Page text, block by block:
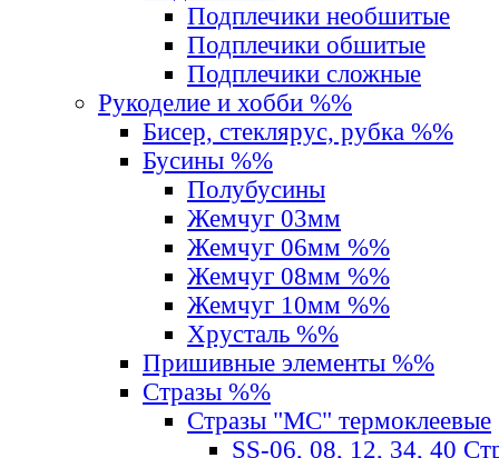
Подплечики необшитые
Подплечики обшитые
Подплечики сложные
Рукоделие и хобби %%
Бисер, стеклярус, рубка %%
Бусины %%
Полубусины
Жемчуг 03мм
Жемчуг 06мм %%
Жемчуг 08мм %%
Жемчуг 10мм %%
Хрусталь %%
Пришивные элементы %%
Стразы %%
Стразы "MС" термоклеевые
SS-06, 08, 12, 34, 40